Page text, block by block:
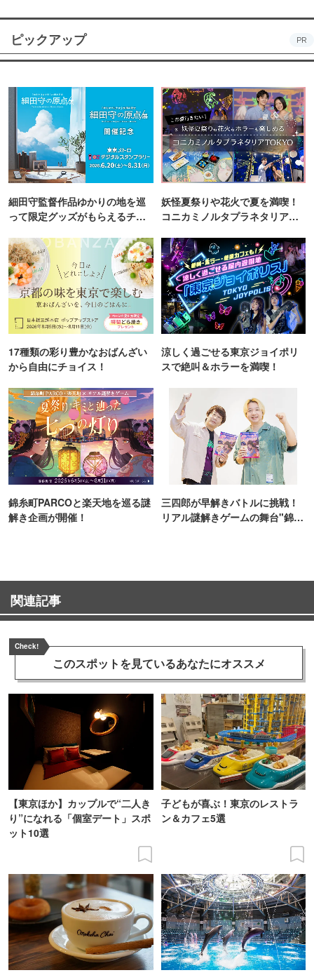
ピックアップ PR
細田守監督作品ゆかりの地を巡
って限定グッズがもらえるチャ
妖怪夏祭りや花火で夏を満喫！
コニカミノルタプラネタリア
17種類の彩り豊かなおばんざい
から自由にチョイス！
涼しく過ごせる東京ジョイポリ
スで絶叫＆ホラーを満喫！
錦糸町PARCOと楽天地を巡る謎
解き企画が開催！
三四郎が早解きバトルに挑戦！
リアル謎解きゲームの舞台"錦糸
関連記事
Check!
このスポットを見ているあなたにオススメ
【東京ほか】カップルで“二人き
り”になれる「個室デート」スポ
ット10選
子どもが喜ぶ！東京のレストラ
ン＆カフェ5選